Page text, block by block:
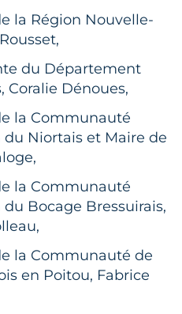
la Région Nouvelle-
du Département
Coralie Dénoues,
la Communauté
Niortais et Maire de
la Communauté
Bocage Bressuirais,
la Communauté de
en Poitou, Fabrice